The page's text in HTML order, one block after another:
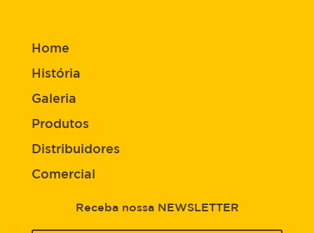
Home
História
Galeria
Produtos
Distribuidores
Comercial
Receba nossa NEWSLETTER